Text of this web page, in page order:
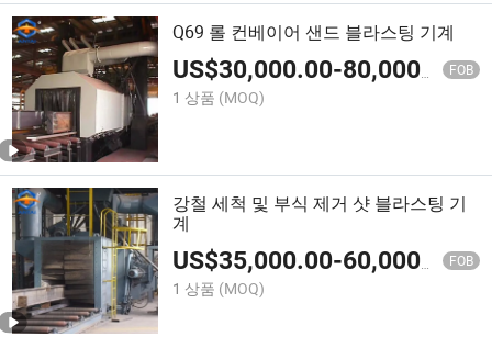
Q69 롤 컨베이어 샌드 블라스팅 기계
US$30,000.00-80,000.00 FOB
1 상품 (MOQ)
강철 세척 및 부식 제거 샷 블라스팅 기
계
US$35,000.00-60,000.00 FOB
1 상품 (MOQ)